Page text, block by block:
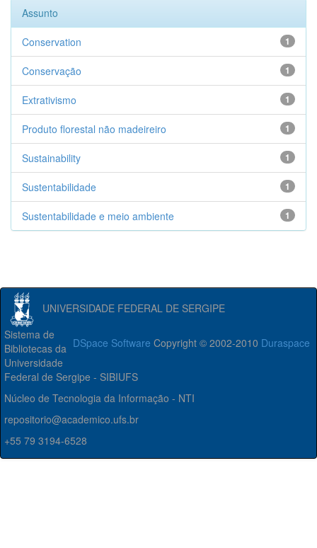
Assunto
1
Conservation
1
Conservação
1
Extrativismo
1
Produto florestal não madeireiro
1
Sustainability
1
Sustentabilidade
1
Sustentabilidade e meio ambiente
UNIVERSIDADE FEDERAL DE SERGIPE
DSpace Software Copyright © 2002-2010 Duraspace
Sistema de
Bibliotecas da
Universidade
Federal de Sergipe - SIBIUFS
Núcleo de Tecnologia da Informação - NTI
repositorio@academico.ufs.br
+55 79 3194-6528